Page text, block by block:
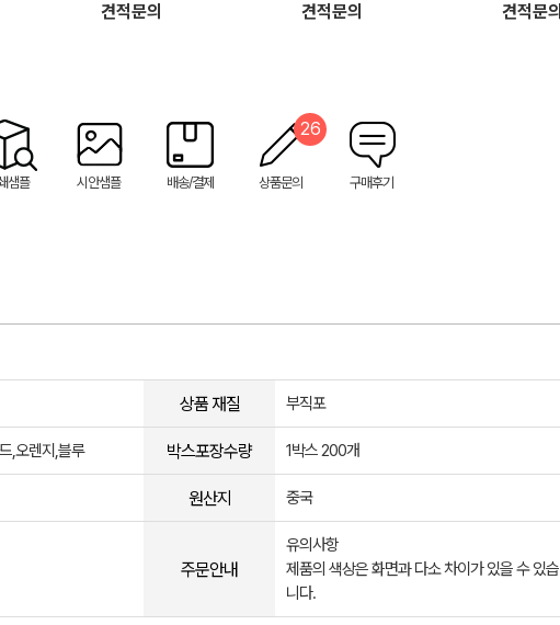
견적문의 견적문의 견적문의
샘플 시안샘플 배송/결제 상품문의
26
구매후기
상품 재질 부직포
,오렌지,블루 박스포장수량 1박스 200개
원산지 중국
주문안내
유의사항
제품의 색상은 화면과 다소 차이가 있을 수 있습
니다.